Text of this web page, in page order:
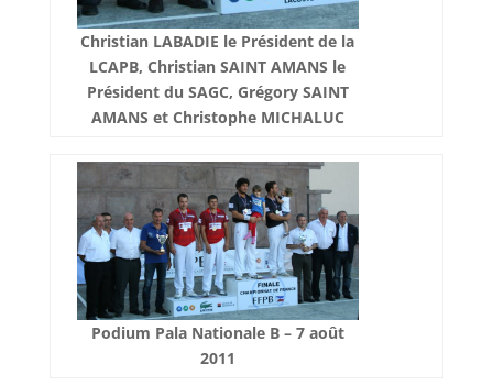
Christian LABADIE le Président de la
LCAPB, Christian SAINT AMANS le
Président du SAGC, Grégory SAINT
AMANS et Christophe MICHALUC
Podium Pala Nationale B – 7 août
2011